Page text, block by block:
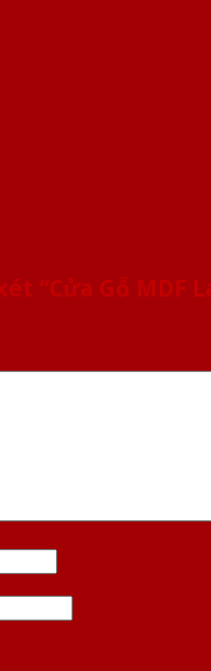
“Cửa Gỗ MDF